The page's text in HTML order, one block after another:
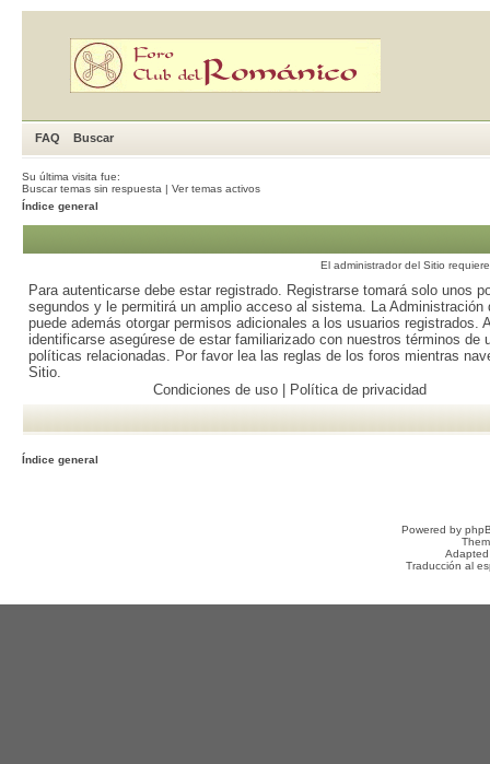
FAQ Buscar
Su última visita fue:
Buscar temas sin respuesta | Ver temas activos
Índice general
El administrador del Sitio
Para autenticarse debe estar registrado. Registrarse tomará solo unos
segundos y le permitirá un amplio acceso al sistema. La Administración
puede además otorgar permisos adicionales a los usuarios registrados.
identificarse asegúrese de estar familiarizado con nuestros términos de
políticas relacionadas. Por favor lea las reglas de los foros mientras
Sitio.
Condiciones de uso| Política de privacidad
Índice general
Powered by
Traducción al